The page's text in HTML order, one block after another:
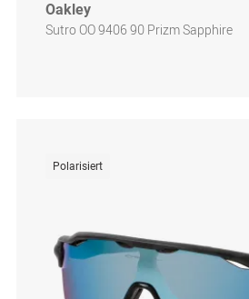
Oakley
Sutro OO 9406 90 Prizm Sapphire
Polarisiert